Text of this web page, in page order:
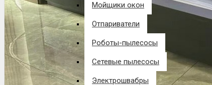
Мойщики окон
Отпариватели
Роботы-пылесосы
Сетевые пылесосы
Электрошвабры